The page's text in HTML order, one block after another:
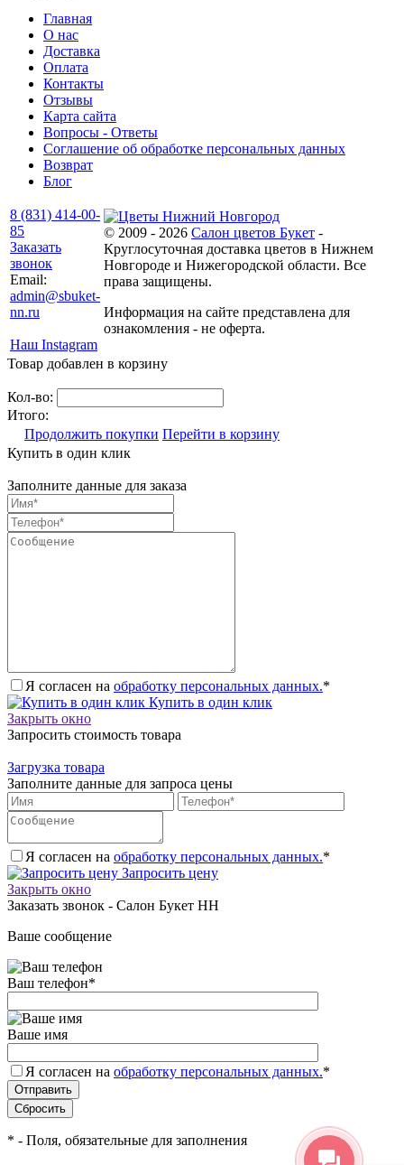
Главная
О нас
Доставка
Оплата
Контакты
Отзывы
Карта сайта
Вопросы - Ответы
Соглашение об обработке персональных данных
Возврат
Блог
8 (831) 414-00-
85
Заказать
звонок
Email:
admin@sbuket-
nn.ru
Наш Instagram
© 2009 - 2026 Салон цветов Букет -
Круглосуточная доставка цветов в Нижнем
Новгороде и Нижегородской области. Все
права защищены.
Информация на сайте представлена для
ознакомления - не оферта.
Товар добавлен в корзину
Кол-во:
Итого:
Продолжить покупки Перейти в корзину
Купить в один клик
Заполните данные для заказа
Я согласен на обработку персональных данных.*
Купить в один клик
Закрыть окно
Запросить стоимость товара
Загрузка товара
Заполните данные для запроса цены
Я согласен на обработку персональных данных.*
Запросить цену
Закрыть окно
Заказать звонок - Салон Букет НН
Ваше сообщение
Ваш телефон*
Ваше имя
Я согласен на обработку персональных данных.*
* - Поля, обязательные для заполнения